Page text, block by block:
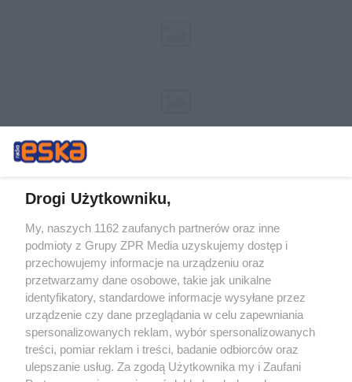
Żaden utwór zamieszczony w serwisie nie może być powielany i
rozpowszechniany lub dalej rozpowszechniany w jakikolwiek sposób (w
tym także elektroniczny lub mechaniczny) na jakimkolwiek polu
eksploatacji w jakiejkolwiek formie, włącznie z umieszczaniem w
Internecie bez pisemnej zgody właściciela praw. Jakiekolwiek użycie lub
wykorzystanie utworów w całości lub w części z naruszeniem prawa,
tzn. bez właściwej zgody, jest zabronione pod groźbą kary i może być
ścigane prawnie.
Drogi Użytkowniku,
My, naszych 1162 zaufanych partnerów oraz inne
podmioty z Grupy ZPR Media uzyskujemy dostęp i
przechowujemy informacje na urządzeniu oraz
przetwarzamy dane osobowe, takie jak unikalne
identyfikatory, standardowe informacje wysyłane przez
urządzenie czy dane przeglądania w celu zapewniania
spersonalizowanych reklam, wybór spersonalizowanych
treści, pomiar reklam i treści, badanie odbiorców oraz
ulepszanie usług. Za zgodą Użytkownika my i Zaufani